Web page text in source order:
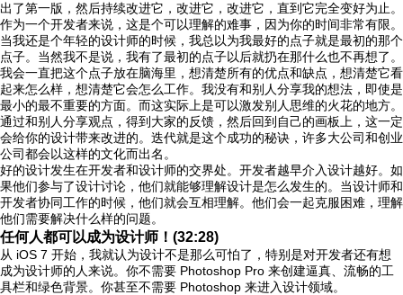
出了第一版，然后持续改进它，改进它，改进它，直到它完全变好为止。
作为一个开发者来说，这是个可以理解的难事，因为你的时间非常有限。
当我还是个年轻的设计师的时候，我总以为我最好的点子就是最初的那个
点子。当然我不是说，我有了最初的点子以后就扔在那什么也不再想了。
我会一直把这个点子放在脑海里，想清楚所有的优点和缺点，想清楚它看
起来怎么样，想清楚它会怎么工作。我没有和别人分享我的想法，即使是
最小的最不重要的方面。而这实际上是可以激发别人思维的火花的地方。
通过和别人分享观点，得到大家的反馈，然后回到自己的画板上，这一定
会给你的设计带来改进的。迭代就是这个成功的秘诀，许多大公司和创业
公司都会以这样的文化而出名。
好的设计发生在开发者和设计师的交界处。开发者越早介入设计越好。如
果他们参与了设计讨论，他们就能够理解设计是怎么发生的。当设计师和
开发者协同工作的时候，他们就会互相理解。他们会一起克服困难，理解
他们需要解决什么样的问题。
任何人都可以成为设计师！(32:28)
从 iOS 7 开始，我就认为设计不是那么可怕了，特别是对开发者还有想
成为设计师的人来说。你不需要 Photoshop Pro 来创建逼真、流畅的工
具栏和绿色背景。你甚至不需要 Photoshop 来进入设计领域。